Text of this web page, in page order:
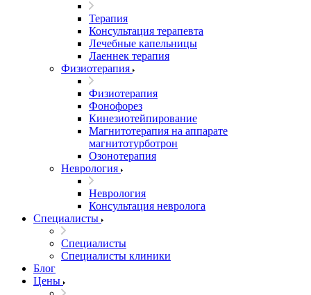
Терапия
Консультация терапевта
Лечебные капельницы
Лаеннек терапия
Физиотерапия
Физиотерапия
Фонофорез
Кинезиотейпирование
Магнитотерапия на аппарате
магнитотурботрон
Озонотерапия
Неврология
Неврология
Консультация невролога
Специалисты
Специалисты
Специалисты клиники
Блог
Цены